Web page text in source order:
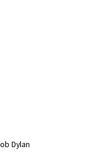
Dylan